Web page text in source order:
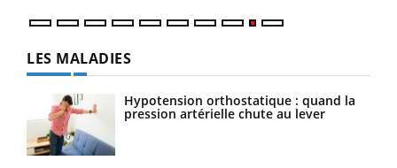
LES MALADIES
Hypotension orthostatique : quand la
pression artérielle chute au lever